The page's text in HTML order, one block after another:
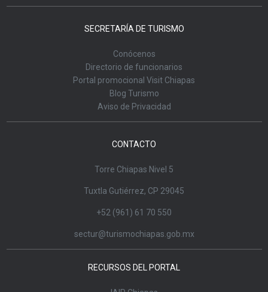
SECRETARÍA DE TURISMO
Conócenos
Directorio de funcionarios
Portal promocional Visit Chiapas
Blog Turismo
Aviso de Privacidad
CONTACTO
Torre Chiapas Nivel 5
Tuxtla Gutiérrez, CP 29045
+52 (961) 61 70 550
sectur@turismochiapas.gob.mx
RECURSOS DEL PORTAL